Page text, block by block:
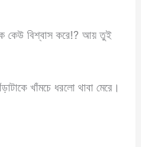
কেউ বিশ্বাস করে!? আয় তুই
খাঁমচে ধরলো থাবা মেরে।